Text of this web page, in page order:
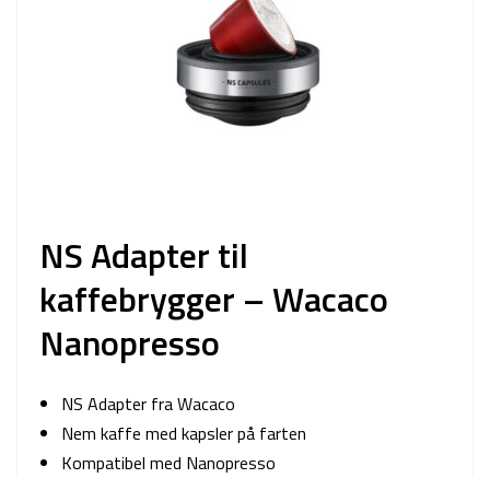
NS Adapter til
kaffebrygger – Wacaco
Nanopresso
NS Adapter fra Wacaco
Nem kaffe med kapsler på farten
Kompatibel med Nanopresso